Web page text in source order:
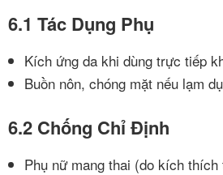
6.1 Tác Dụng Phụ
Kích ứng da khi dùng trực tiếp
Buồn nôn, chóng mặt nếu lạm
6.2 Chống Chỉ Định
Phụ nữ mang thai (do kích thích